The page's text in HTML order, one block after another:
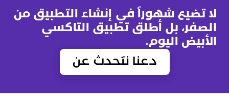
لا تضيع شهوراً في إنشاء التطبيق من
الصفر، بل أطلق تطبيق التاكسي
الأبيض اليوم.
دعنا نتحدث عن